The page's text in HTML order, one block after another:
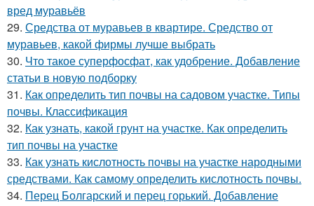
вред муравьёв
29. Средства от муравьев в квартире. Средство от
муравьев, какой фирмы лучше выбрать
30. Что такое суперфосфат, как удобрение. Добавление
статьи в новую подборку
31. Как определить тип почвы на садовом участке. Типы
почвы. Классификация
32. Как узнать, какой грунт на участке. Как определить
тип почвы на участке
33. Как узнать кислотность почвы на участке народными
средствами. Как самому определить кислотность почвы.
34. Перец Болгарский и перец горький. Добавление